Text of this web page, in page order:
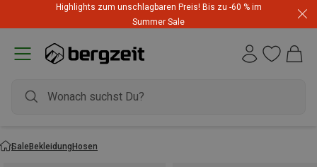
Highlights zum unschlagbaren Preis! Bis zu -60 % im
Summer Sale
SaleBekleidungHosen